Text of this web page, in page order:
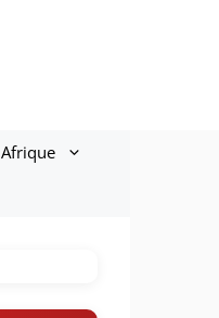
Afrique